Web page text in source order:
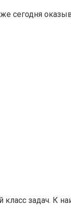
сегодня
задач. К